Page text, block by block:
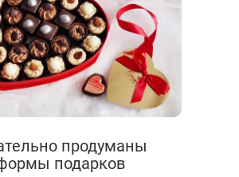
продуманы
подарков